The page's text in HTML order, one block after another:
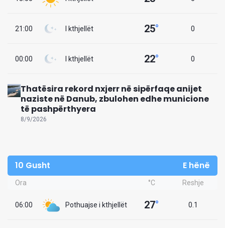
21:00 I kthjellët 25° 0
00:00 I kthjellët 22° 0
Thatësira rekord nxjerr në sipërfaqe anijet
naziste në Danub, zbulohen edhe municione
të pashpërthyera
8/9/2026
10 Gusht E hënë
Ora °C Reshje
06:00 Pothuajse i kthjellët 27° 0.1